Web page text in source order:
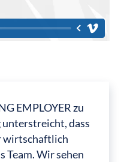
EMPLOYER zu
unterstreicht, dass
wirtschaftlich
Team. Wir sehen